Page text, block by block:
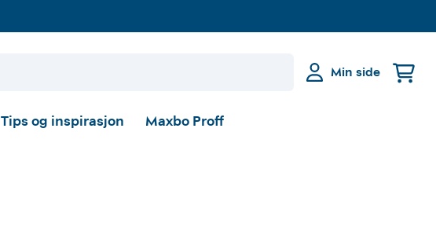
Min side
Tips og inspirasjon Maxbo Proff